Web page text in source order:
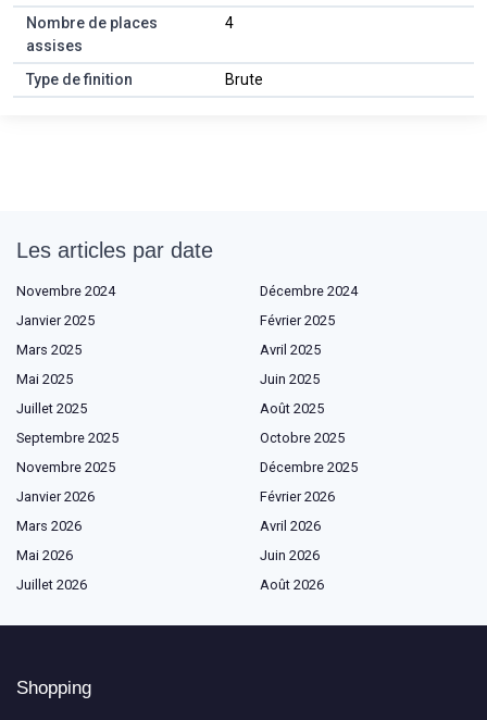
Nombre de places
assises
4
Type de finition Brute
Les articles par date
Novembre 2024
Décembre 2024
Janvier 2025
Février 2025
Mars 2025
Avril 2025
Mai 2025
Juin 2025
Juillet 2025
Août 2025
Septembre 2025
Octobre 2025
Novembre 2025
Décembre 2025
Janvier 2026
Février 2026
Mars 2026
Avril 2026
Mai 2026
Juin 2026
Juillet 2026
Août 2026
Shopping